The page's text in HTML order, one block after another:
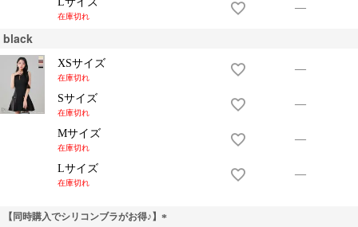
在庫切れ
—
black
XSサイズ
在庫切れ
—
Sサイズ
在庫切れ
—
Mサイズ
在庫切れ
—
Lサイズ
在庫切れ
—
【同時購入でシリコンブラがお得♪】